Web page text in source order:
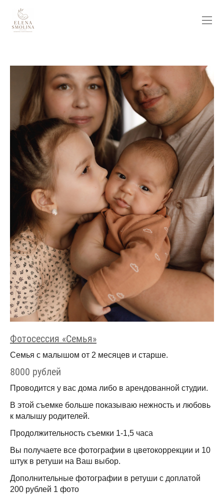
Фотосессия «Семья»
Семья с малышом от 2 месяцев и старше.
8000 рублей
Проводится у вас дома либо в арендованной студии.
В этой съемке больше показываю нежность и любовь
к малышу родителей.
Продолжительность съемки 1-1,5 часа
Вы получаете все фотографии в цветокоррекции и 10
штук в ретуши на Ваш выбор.
Дополнительные фотографии в ретуши с доплатой
200 рублей 1 фото